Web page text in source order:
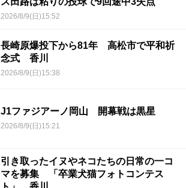
2026/8/9(日)15:52
長崎原爆投下から81年 高松市で平和祈
念式 香川
2026/8/9(日)15:38
J1ファジアーノ岡山 開幕戦は黒星
2026/8/9(日)15:21
引き取ったイヌやネコたちの日常の一コ
マを募集 「卒業犬猫フォトコンテス